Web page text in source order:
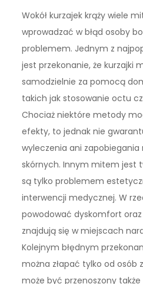
Wokół kurzajek krąży wiele
wprowadzać w błąd osoby
problemem. Jednym z
jest przekonanie, że kurzajki
samodzielnie za pomocą
takich jak stosowanie octu
Chociaż niektóre metody
efekty, to jednak nie
wyleczenia ani
skórnych. Innym mitem jest
są tylko problemem
interwencji medycznej. W
powodować dyskomfort oraz
znajdują się w miejscach
Kolejnym błędnym
można złapać tylko od osób
może być przenoszony